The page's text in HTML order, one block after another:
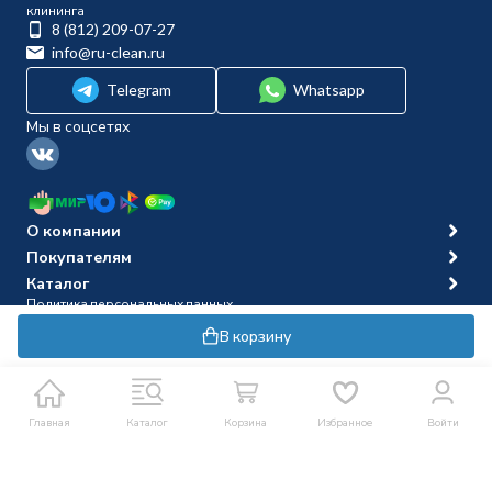
В корзину
Главная Каталог Корзина Избранное Войти
клининга
8 (812) 209-07-27
info@ru-clean.ru
Telegram
Whatsapp
Мы в соцсетях
О компании
Покупателям
Каталог
Политика персональных данных